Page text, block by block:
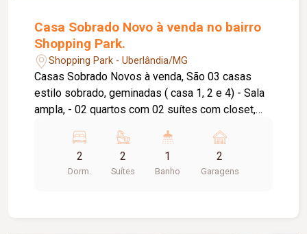
Casa Sobrado Novo à venda no bairro
Shopping Park.
Shopping Park - Uberlândia/MG
Casas Sobrado Novos à venda, São 03 casas
estilo sobrado, geminadas ( casa 1, 2 e 4) - Sala
ampla, - 02 quartos com 02 suítes com closet,
condicionado, - Lavabo com fino acabamento, -
Home office, - Cozinha em ilha com cuba
profunda e torneira gourmet, - Lavanderia coberta
2
Dorm.
2
Suítes
1
Banho
2
Garagens